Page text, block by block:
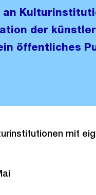
der
öffentliches
mit